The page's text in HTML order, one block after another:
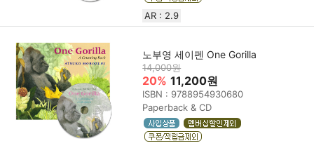
AR : 2.9
노부영 세이펜 One Gorilla
14,000원
20% 11,200원
ISBN : 9788954930680
Paperback & CD